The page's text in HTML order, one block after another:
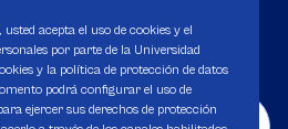
130 del 14 de enero de 1980.
acepta el uso de cookies y el
por parte de la Universidad
y la política de protección de datos
podrá configurar el uso de
ejercer sus derechos de protección